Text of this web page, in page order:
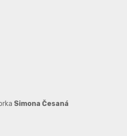
Simona Česaná